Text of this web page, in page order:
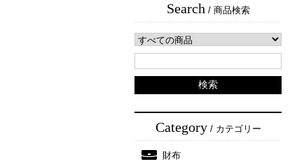
Search/ 商品検索
Category/ カテゴリー
財布